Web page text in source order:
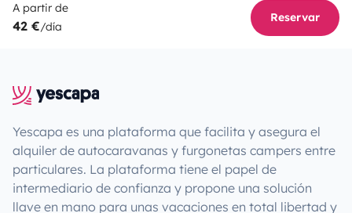
A partir de
42 €/día
Reservar
Yescapa es una plataforma que facilita y asegura el
alquiler de autocaravanas y furgonetas campers entre
particulares. La plataforma tiene el papel de
intermediario de confianza y propone una solución
llave en mano para unas vacaciones en total libertad y